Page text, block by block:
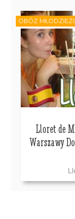
Lloret de
Warszawy
OBÓZ